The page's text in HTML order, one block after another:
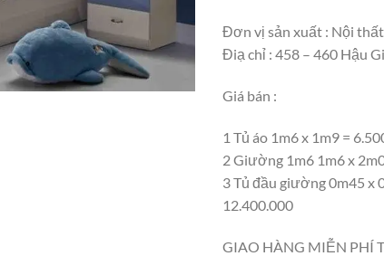
Đơn vị sản xuất : Nội
Điạ chỉ : 458 – 460 Hậu
Giá bán :
1 Tủ áo 1m6 x 1m9 =
2 Giường 1m6 1m6 x
3 Tủ đầu giường 0m45 x
12.400.000
GIAO HÀNG MIỄN PHÍ